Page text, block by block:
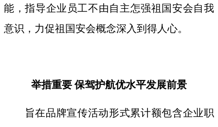
能，指导企业员工不由自主怎强祖国安会自我
意识，力促祖国安会概念深入到得人心。
举措重要 保驾护航优水平发展前景
旨在品牌宣传活动形式累计额包含企业职